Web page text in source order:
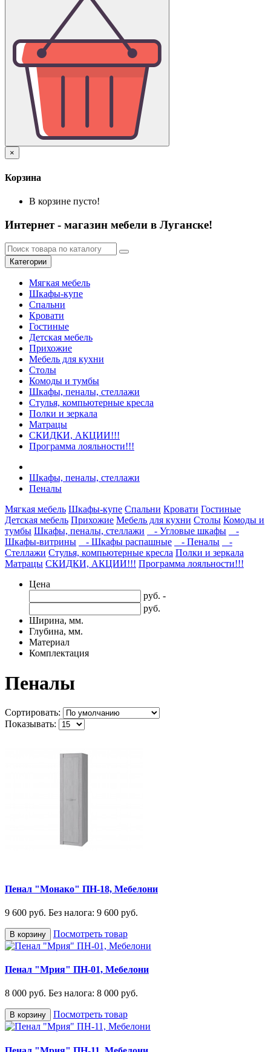
×
Корзина
В корзине пусто!
Интернет - магазин мебели в Луганске!
Категории
Мягкая мебель
Шкафы-купе
Спальни
Кровати
Гостиные
Детская мебель
Прихожие
Мебель для кухни
Столы
Комоды и тумбы
Шкафы, пеналы, стеллажи
Стулья, компьютерные кресла
Полки и зеркала
Матрацы
СКИДКИ, АКЦИИ!!!
Программа лояльности!!!
Шкафы, пеналы, стеллажи
Пеналы
Мягкая мебель Шкафы-купе Спальни Кровати Гостиные
Детская мебель Прихожие Мебель для кухни Столы Комоды и
тумбы Шкафы, пеналы, стеллажи - Угловые шкафы
-
Шкафы-витрины
- Шкафы распашные - Пеналы
-
Стеллажи Стулья, компьютерные кресла Полки и зеркала
Матрацы СКИДКИ, АКЦИИ!!! Программа лояльности!!!
Цена
руб. -
руб.
Ширина, мм.
Глубина, мм.
Материал
Комплектация
Пеналы
Сортировать:
Показывать:
Пенал "Монако" ПН-18, Мебелони
9 600 руб. Без налога: 9 600 руб.
В корзину Посмотреть товар
Пенал "Мрия" ПН-01, Мебелони
8 000 руб. Без налога: 8 000 руб.
В корзину Посмотреть товар